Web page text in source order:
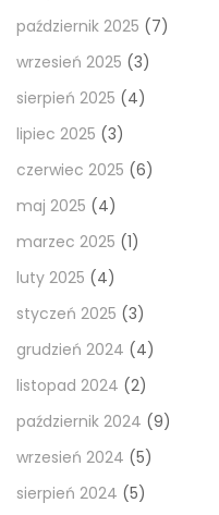
październik 2025 (7)
wrzesień 2025 (3)
sierpień 2025 (4)
lipiec 2025 (3)
czerwiec 2025 (6)
maj 2025 (4)
marzec 2025 (1)
luty 2025 (4)
styczeń 2025 (3)
grudzień 2024 (4)
listopad 2024 (2)
październik 2024 (9)
wrzesień 2024 (5)
sierpień 2024 (5)